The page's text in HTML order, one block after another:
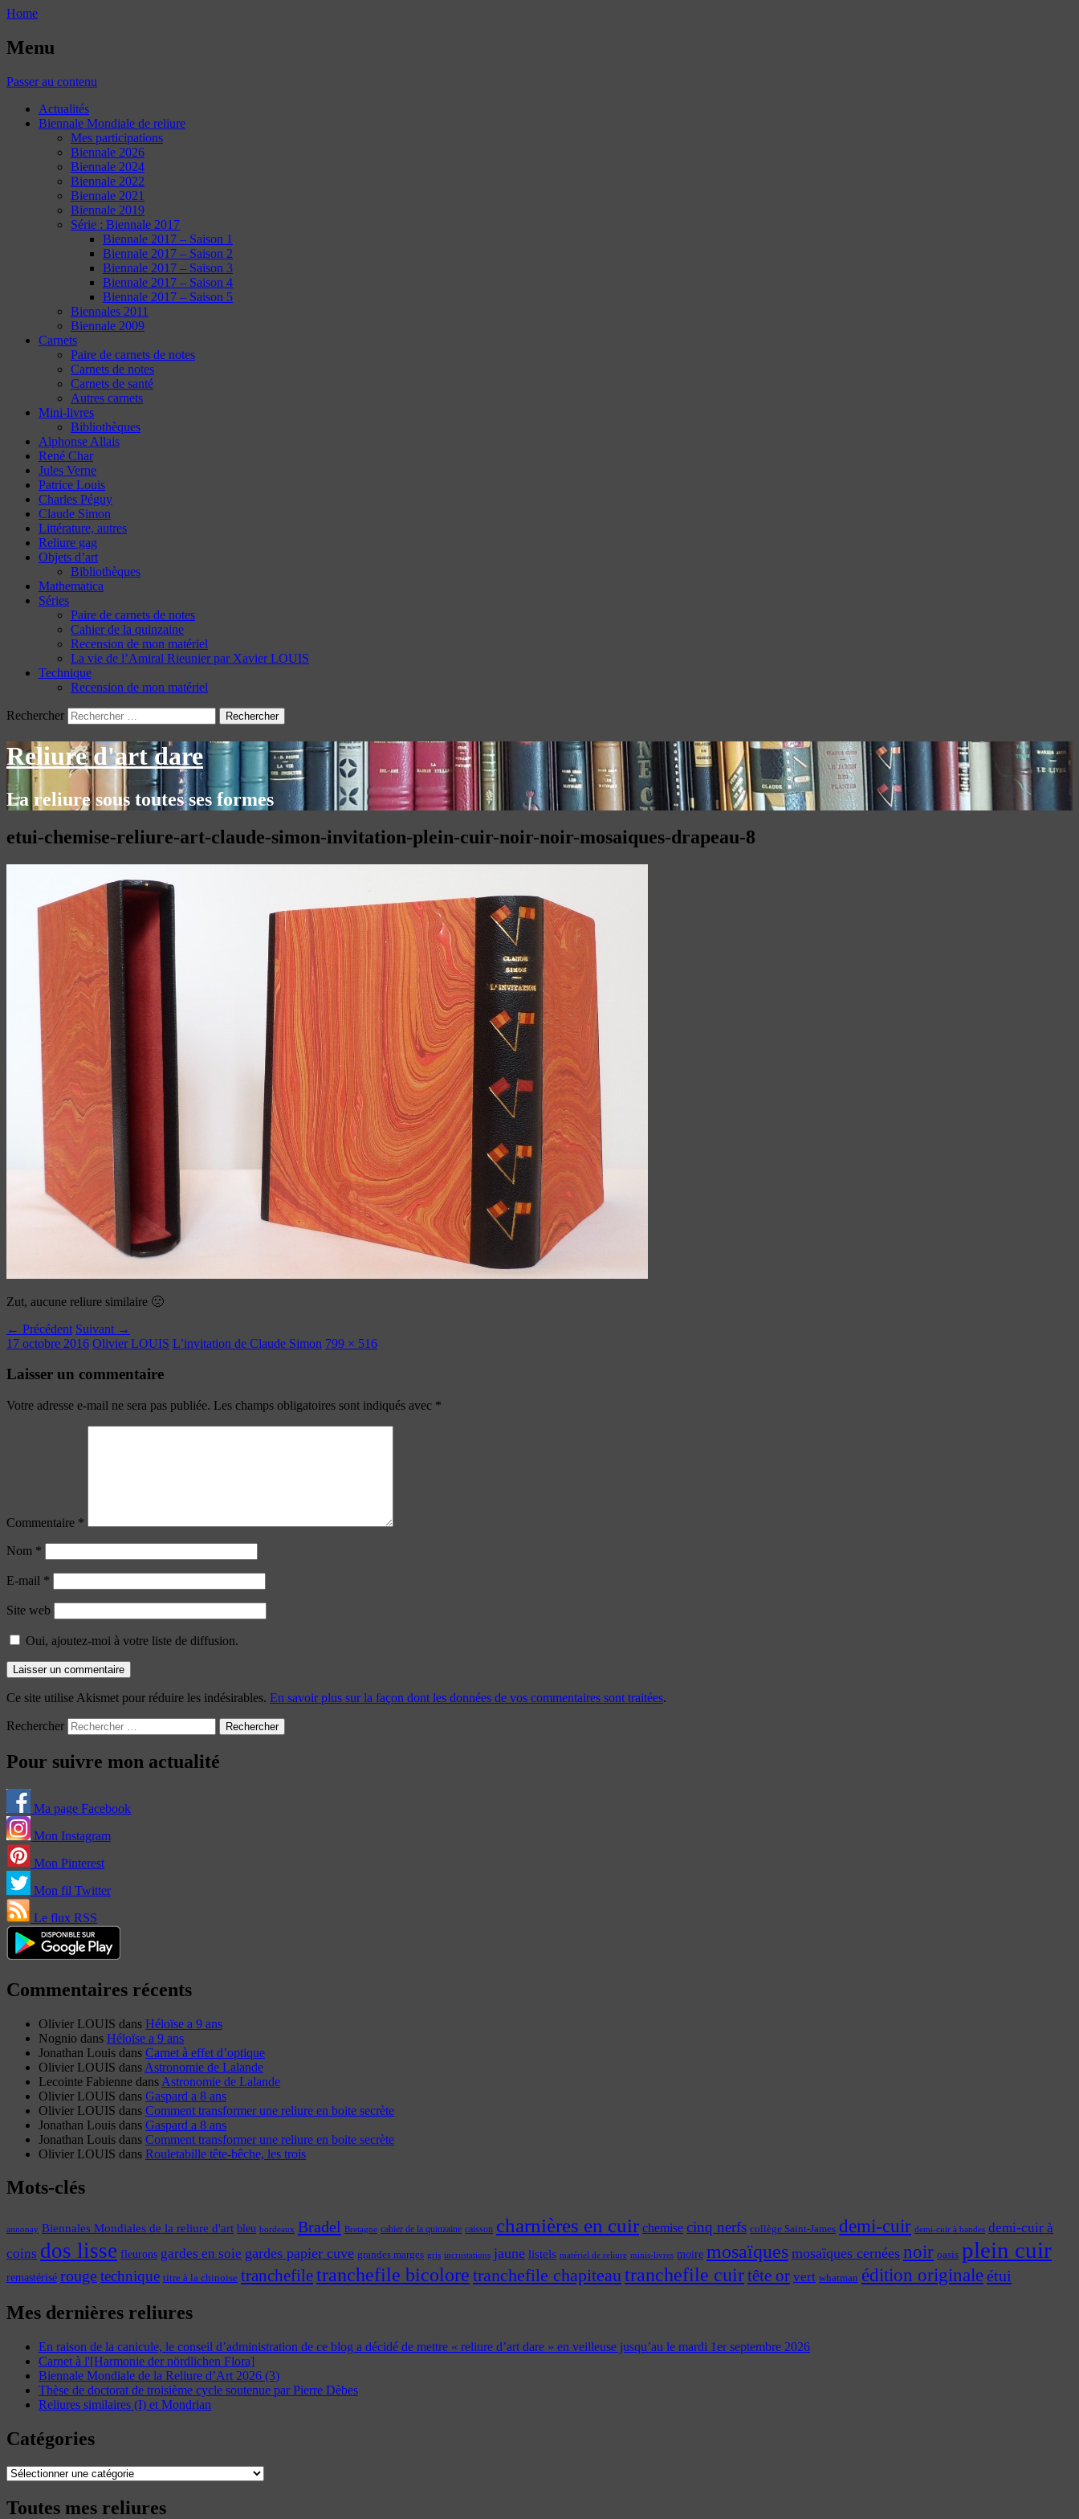
Home
Menu
Passer au contenu
Actualités
Biennale Mondiale de reliure
Mes participations
Biennale 2026
Biennale 2024
Biennale 2022
Biennale 2021
Biennale 2019
Série : Biennale 2017
Biennale 2017 – Saison 1
Biennale 2017 – Saison 2
Biennale 2017 – Saison 3
Biennale 2017 – Saison 4
Biennale 2017 – Saison 5
Biennales 2011
Biennale 2009
Carnets
Paire de carnets de notes
Carnets de notes
Carnets de santé
Autres carnets
Mini-livres
Bibliothèques
Alphonse Allais
René Char
Jules Verne
Patrice Louis
Charles Péguy
Claude Simon
Littérature, autres
Reliure gag
Objets d’art
Bibliothèques
Mathematica
Séries
Paire de carnets de notes
Cahier de la quinzaine
Recension de mon matériel
La vie de l’Amiral Rieunier par Xavier LOUIS
Technique
Recension de mon matériel
Rechercher
Reliure d'art dare
La reliure sous toutes ses formes
etui-chemise-reliure-art-claude-simon-invitation-plein-cuir-noir-noir-mosaiques-drapeau-8
Zut, aucune reliure similaire 🙁
← Précédent Suivant →
17 octobre 2016 Olivier LOUIS L’invitation de Claude Simon 799 × 516
Laisser un commentaire
Votre adresse e-mail ne sera pas publiée. Les champs obligatoires sont indiqués avec *
Commentaire *
Nom *
E-mail *
Site web
Oui, ajoutez-moi à votre liste de diffusion.
Ce site utilise Akismet pour réduire les indésirables. En savoir plus sur la façon dont les données de vos commentaires sont traitées.
Rechercher
Pour suivre mon actualité
Ma page Facebook
Mon Instagram
Mon Pinterest
Mon fil Twitter
Le flux RSS
Commentaires récents
Olivier LOUIS dans Héloïse a 9 ans
Nognio dans Héloïse a 9 ans
Jonathan Louis dans Carnet à effet d’optique
Olivier LOUIS dans Astronomie de Lalande
Lecointe Fabienne dans Astronomie de Lalande
Olivier LOUIS dans Gaspard a 8 ans
Olivier LOUIS dans Comment transformer une reliure en boite secrète
Jonathan Louis dans Gaspard a 8 ans
Jonathan Louis dans Comment transformer une reliure en boite secrète
Olivier LOUIS dans Rouletabille tête-bêche, les trois
Mots-clés
annonay Biennales Mondiales de la reliure d'art bleu bordeaux Bradel Bretagne cahier de la quinzaine caisson charnières en cuir chemise cinq nerfs collège Saint-James demi-cuir demi-cuir à bandes demi-cuir à
coins dos lisse fleurons gardes en soie gardes papier cuve grandes marges gris incrustations jaune listels matériel de reliure minis-livres moire mosaïques mosaïques cernées noir oasis plein cuir
remastérisé rougetechnique titre à la chinoise tranchefiletranchefile bicolore tranchefile chapiteautranchefile cuirtête or vert whatman édition originaleétui
Mes dernières reliures
En raison de la canicule, le conseil d’administration de ce blog a décidé de mettre « reliure d’art dare » en veilleuse jusqu’au le mardi 1er septembre 2026
Carnet à l'[Harmonie der nördlichen Flora]
Biennale Mondiale de la Reliure d’Art 2026 (3)
Thèse de doctorat de troisième cycle soutenue par Pierre Dèbes
Reliures similaires (I) et Mondrian
Catégories
Catégories
Toutes mes reliures